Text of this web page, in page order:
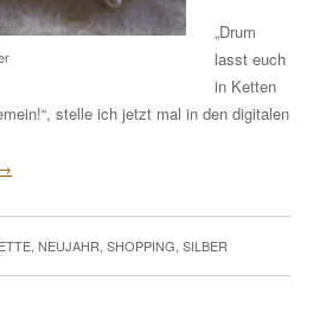
„Drum
lasst euch
in Ketten
stelle ich jetzt mal in den digitalen
, NEUJAHR SHOPPING SILBER